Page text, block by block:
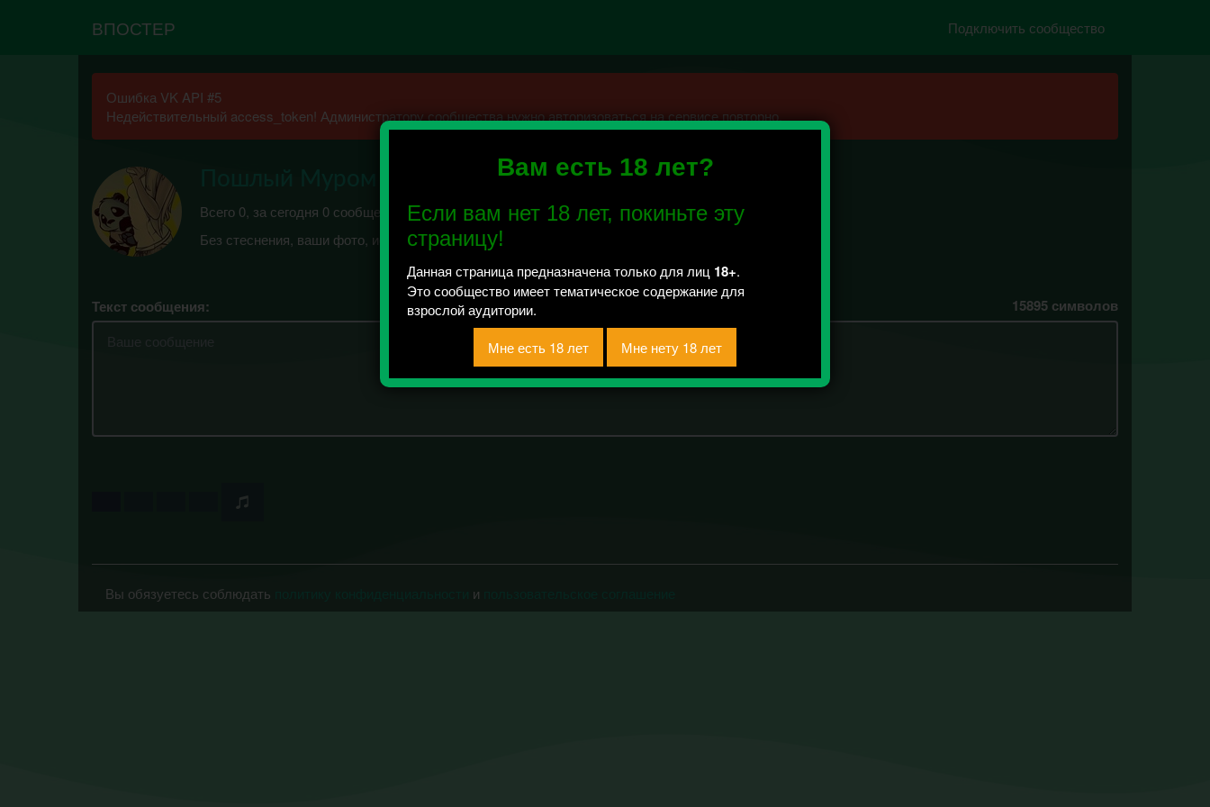
Вам есть 18 лет?
Если вам нет 18 лет, покиньте эту
страницу!
Данная страница предназначена только для лиц 18+.
Это сообщество имеет тематическое содержание для
взрослой аудитории.
ВПОСТЕР Подключить сообщество
Ошибка VK API #5
Недействительный access_token! Администратору сообщества нужно авторизоваться на сервисе повторно.
Всего 0, за сегодня 0 сообщений отправлено / Рейтинг 0
Без стеснения, ваши фото, истории.
Текст сообщения: 15895 символов
Вы обязуетесь соблюдать и